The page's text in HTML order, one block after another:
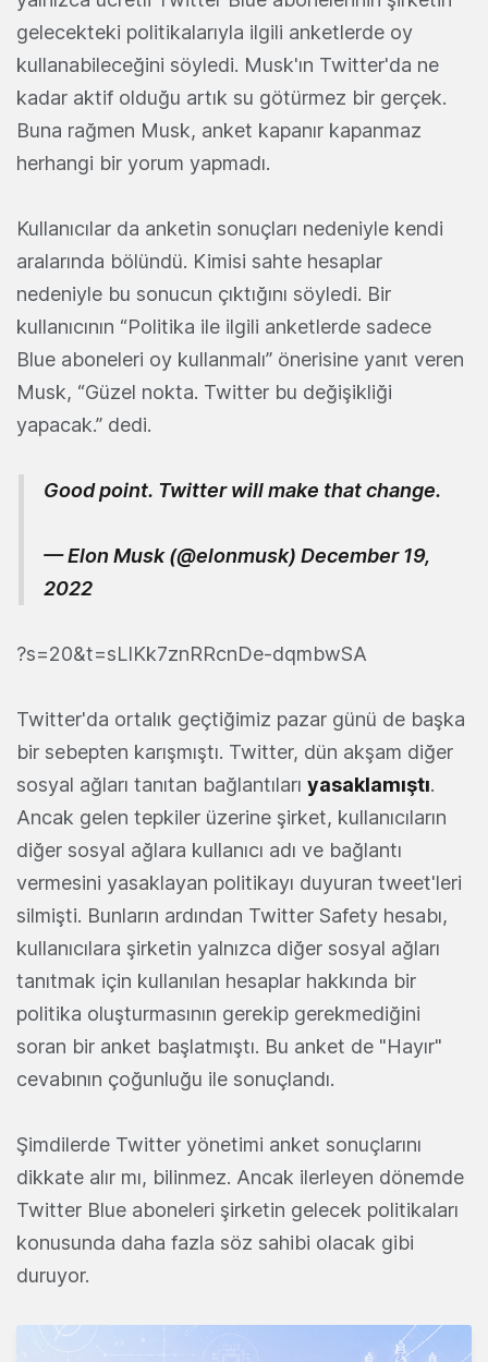
gelecekteki politikalarıyla ilgili anketlerde oy
kullanabileceğini söyledi. Musk'ın Twitter'da ne
kadar aktif olduğu artık su götürmez bir gerçek.
Buna rağmen Musk, anket kapanır kapanmaz
herhangi bir yorum yapmadı.
Kullanıcılar da anketin sonuçları nedeniyle kendi
aralarında bölündü. Kimisi sahte hesaplar
nedeniyle bu sonucun çıktığını söyledi. Bir
kullanıcının “Politika ile ilgili anketlerde sadece
Blue aboneleri oy kullanmalı” önerisine yanıt veren
Musk, “Güzel nokta. Twitter bu değişikliği
yapacak.” dedi.
Good point. Twitter will make that change.
— Elon Musk (@elonmusk) December 19,
2022
?s=20&t=sLIKk7znRRcnDe-dqmbwSA
Twitter'da ortalık geçtiğimiz pazar günü de başka
bir sebepten karışmıştı. Twitter, dün akşam diğer
sosyal ağları tanıtan bağlantıları yasaklamıştı.
Ancak gelen tepkiler üzerine şirket, kullanıcıların
diğer sosyal ağlara kullanıcı adı ve bağlantı
vermesini yasaklayan politikayı duyuran tweet'leri
silmişti. Bunların ardından Twitter Safety hesabı,
kullanıcılara şirketin yalnızca diğer sosyal ağları
tanıtmak için kullanılan hesaplar hakkında bir
politika oluşturmasının gerekip gerekmediğini
soran bir anket başlatmıştı. Bu anket de "Hayır"
cevabının çoğunluğu ile sonuçlandı.
Şimdilerde Twitter yönetimi anket sonuçlarını
dikkate alır mı, bilinmez. Ancak ilerleyen dönemde
Twitter Blue aboneleri şirketin gelecek politikaları
konusunda daha fazla söz sahibi olacak gibi
duruyor.